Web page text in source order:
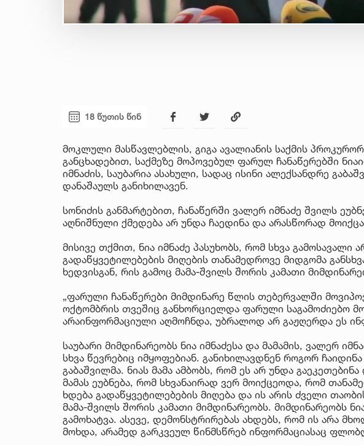
18 წუთის წინ
მოკლული მასწავლებლის, გიგა ავალიანის საქმის
განცხადებით, საქმეზე მოპოვებულ ფარულ ჩანაწერებში
იმნაძის, საუბარია ასახული, სადაც ისინი ალექსანდრე
დანაშაულს განიხილავენ.
სონიძის განმარტებით, ჩანაწერში ვალერ იმნაძე შვილს
აღნიშნული ქმედება არ უნდა ჩაედინა და არასწორად
მისივე თქმით, ნია იმნაძე პასუხობს, რომ სხვა გამოსავალი
გადაწყვეტილებების მიღების თანამედროვე მიდგომა
ხედვისგან, რის გამოც მამა-შვილს შორის კამათი
„ფარული ჩანაწერები მიმდინარე წლის თებერვალში
ოქტომბრის თვეშიც განხორციელდა ფარული საგამოძიებო
არაინფორმაციული აღმოჩნდა, უბრალოდ არ გაჟღერდა ეს
საუბარი მიმდინარეობს ნია იმნაძესა და მამამის, ვალერ
სხვა წევრებიც იმყოფებიან. განიხილავდნენ როგორ
გაბაშვილმა. ნიას მამა ამბობს, რომ ეს არ უნდა
მამას ეუბნება, რომ სხვანაირად ვერ მოიქცეოდა, რომ
ხდება გადაწყვეტილებების მიღება და ის არის ძველი
მამა-შვილს შორის კამათი მიმდინარეობს. მიმდინარეობს
გამოხატვა. ასევე, დემონსტრირებას ახდებს, რომ ის არა
მოხდა, არამედ გარკვეულ წინმსწრებ ინფორმაციასაც